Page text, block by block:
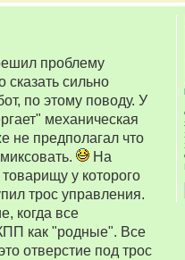
проблему
сильно
по этому поводу. У
механическая
не предполагал что
На
у которого
трос управления.
когда все
как "родные". Все
отверстие под трос